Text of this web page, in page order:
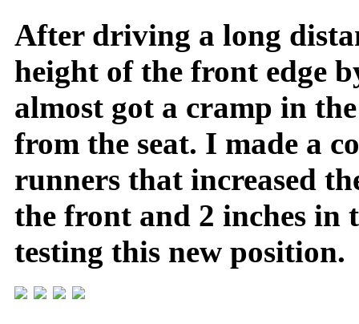
After driving a long
height of the front edge
almost got a cramp in
from the seat. I made a
runners that increased
the front and 2 inches
testing this new position.